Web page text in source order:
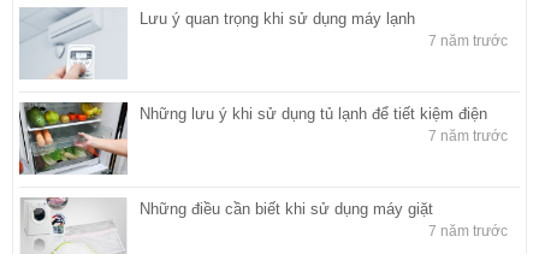
Lưu ý quan trọng khi sử dụng máy lạnh
7 năm trước
Những lưu ý khi sử dụng tủ lạnh để tiết kiệm điện
7 năm trước
Những điều cần biết khi sử dụng máy giặt
7 năm trước